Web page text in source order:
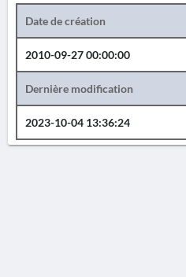
Date de création
2010-09-27 00:00:00
Dernière modification
2023-10-04 13:36:24